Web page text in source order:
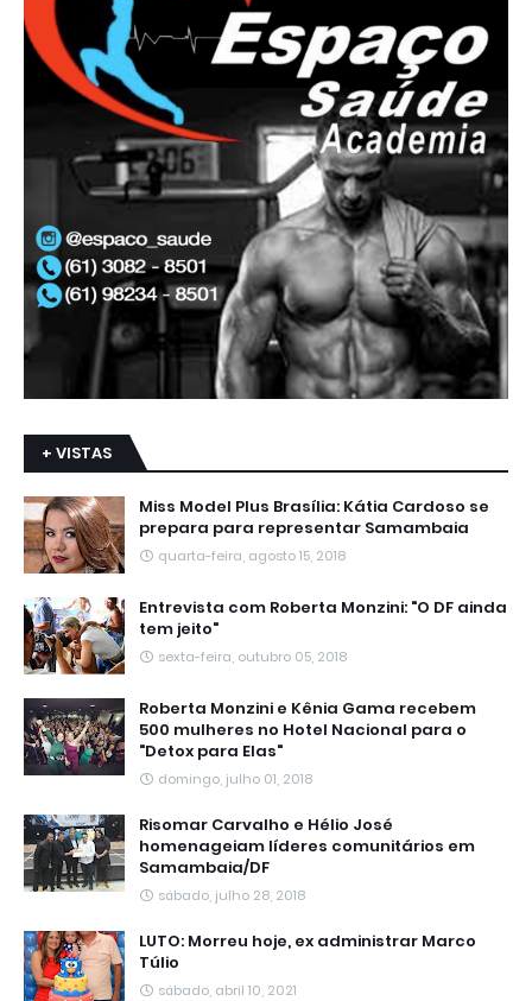
+ VISTAS
Miss Model Plus Brasília: Kátia Cardoso se
prepara para representar Samambaia
quarta-feira, agosto 15, 2018
Entrevista com Roberta Monzini: "O DF ainda
tem jeito"
sexta-feira, outubro 05, 2018
Roberta Monzini e Kênia Gama recebem
500 mulheres no Hotel Nacional para o
"Detox para Elas"
domingo, julho 01, 2018
Risomar Carvalho e Hélio José
homenageiam líderes comunitários em
Samambaia/DF
sábado, julho 28, 2018
LUTO: Morreu hoje, ex administrar Marco
Túlio
sábado, abril 10, 2021